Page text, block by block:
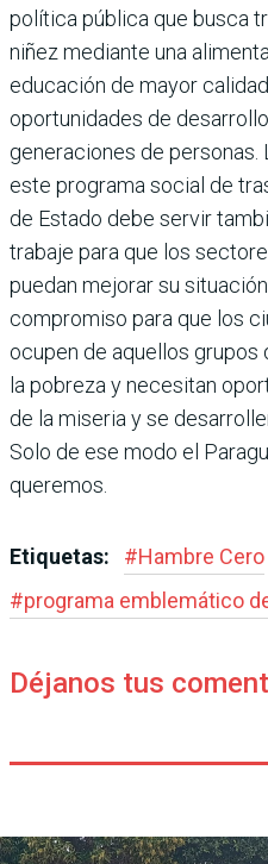
política pública que busca
niñez mediante una
educación de mayor
oportu­nidades de
generaciones de
este programa social de
de Estado debe servir
trabaje para que los
puedan mejorar su
compromiso para que los
ocupen de aquellos grupos
la pobreza y necesitan
de la miseria y se
Solo de ese modo el
queremos.
Etiquetas: #Hambre Cero
#programa emblemático
Déjanos tus